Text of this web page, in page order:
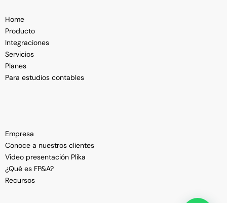
Home
Producto
Integraciones
Servicios
Planes
Para estudios contables
Empresa
Conoce a nuestros clientes
Video presentación Plika
¿Qué es FP&A?
Recursos